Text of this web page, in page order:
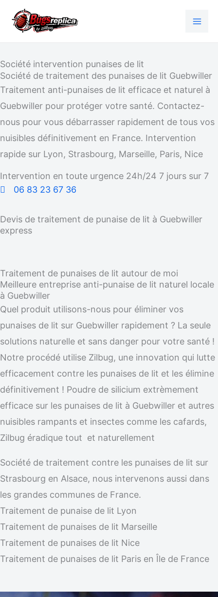
Société intervention punaises de lit
Société de traitement des punaises de lit Guebwiller
Traitement anti-punaises de lit efficace et naturel à
Guebwiller pour protéger votre santé. Contactez-
nous pour vous débarrasser rapidement de tous vos
nuisibles définitivement en France. Intervention
rapide sur Lyon, Strasbourg, Marseille, Paris, Nice
Intervention en toute urgence 24h/24 7 jours sur 7
06 83 23 67 36
Devis de traitement de punaise de lit à Guebwiller
express
Traitement de punaises de lit autour de moi
Meilleure entreprise anti-punaise de lit naturel locale
à Guebwiller
Quel produit utilisons-nous pour éliminer vos
punaises de lit sur Guebwiller rapidement ? La seule
solutions naturelle et sans danger pour votre santé !
Notre procédé utilise Zilbug, une innovation qui lutte
efficacement contre les punaises de lit et les élimine
définitivement ! Poudre de silicium extrèmement
efficace sur les punaises de lit à Guebwiller et autres
nuisibles rampants et insectes comme les cafards,
Zilbug éradique tout et naturellement
Société de traitement contre les punaises de lit sur
Strasbourg en Alsace, nous intervenons aussi dans
les grandes communes de France.
Traitement de punaise de lit Lyon
Traitement de punaises de lit Marseille
Traitement de punaises de lit Nice
Traitement de punaises de lit Paris en Île de France